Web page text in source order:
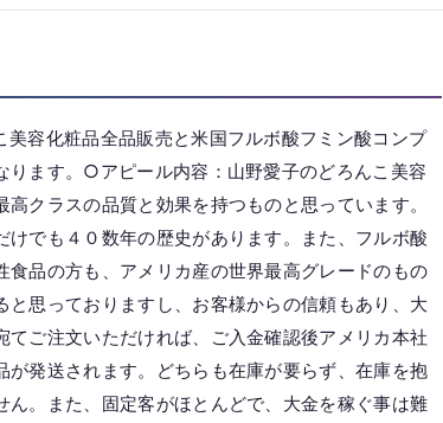
容化粧品全品販売と米国フルボ酸フミン酸コンプ
ります。○アピール内容：山野愛子のどろんこ美容
クラスの品質と効果を持つものと思っています。
でも４０数年の歴史があります。また、フルボ酸
食品の方も、アメリカ産の世界最高グレードのもの
と思っておりますし、お客様からの信頼もあり、大
ご注文いただければ、ご入金確認後アメリカ本社
発送されます。どちらも在庫が要らず、在庫を抱
ん。また、固定客がほとんどで、大金を稼ぐ事は難